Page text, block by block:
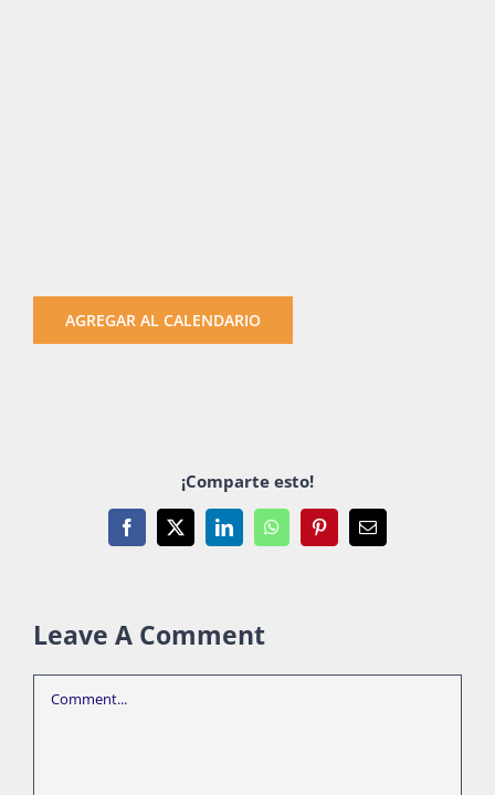
AGREGAR AL CALENDARIO
¡Comparte esto!
Facebook
X LinkedInWhatsAppPinterestEmail
Leave A Comment
Comment